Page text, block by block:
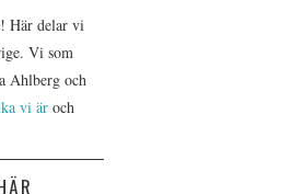
Här delar vi
Vi som
Ahlberg och
vi är och